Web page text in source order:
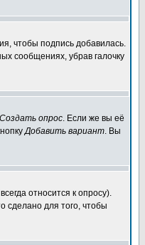
чтобы подпись добавилась.
сообщениях, убрав галочку
Создать опрос. Если же вы её
Добавить вариант. Вы
относится к опросу).
сделано для того, чтобы